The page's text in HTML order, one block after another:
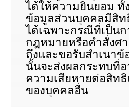
ได้ให้ความยินยอม ทั้
ข้อมูลส่วนบุคคลมีสิท
ได้เฉพาะกรณีที่เป็น
กฎหมายหรือคำสั่งศ
ถึงและขอรับสำเนา
นั้นจะส่งผลกระทบที่อ
ความเสียหายต่อสิท
ของบุคคลอื่